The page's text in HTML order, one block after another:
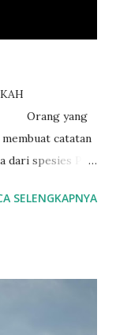
Orang yang
catatan
spesies P.
besar dari
adalah
SELENGKAPNYA